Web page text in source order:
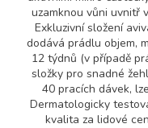
uzamknou vůni uvnitř
Exkluzivní složení
dodává prádlu objem,
12 týdnů (v případě
složky pro snadné
40 pracích dávek,
Dermatologicky
kvalita za lidové